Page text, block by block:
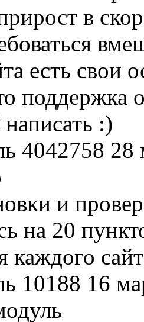
в
есть свои
поддержка
:)
4042758 28
и
на 20
каждого
10188 16